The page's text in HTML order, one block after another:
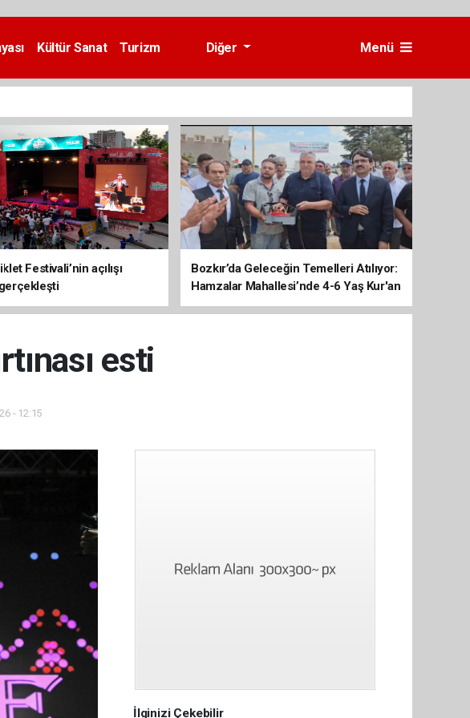
Kültür Sanat Turizm Diğer Menü
Festivali’nin açılışı
Bozkır’da Geleceğin Temelleri Atılıyor:
Hamzalar Mahallesi’nde 4-6 Yaş Kur'an
Kursu İnşaatı Başladı
esti
- 12:15
İlginizi Çekebilir